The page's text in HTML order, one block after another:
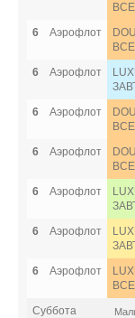
6
Аэрофлот
6
Аэрофлот
6
Аэрофлот
6
Аэрофлот
6
Аэрофлот
6
Аэрофлот
6
Аэрофлот
Суббота